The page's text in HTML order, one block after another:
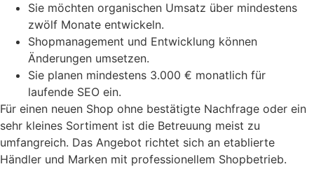
Sie möchten organischen Umsatz über mindestens
zwölf Monate entwickeln.
Shopmanagement und Entwicklung können
Änderungen umsetzen.
Sie planen mindestens 3.000 € monatlich für
laufende SEO ein.
Für einen neuen Shop ohne bestätigte Nachfrage oder ein
sehr kleines Sortiment ist die Betreuung meist zu
umfangreich. Das Angebot richtet sich an etablierte
Händler und Marken mit professionellem Shopbetrieb.